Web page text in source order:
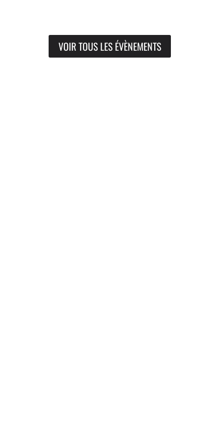
VOIR TOUS LES ÉVÈNEMENTS